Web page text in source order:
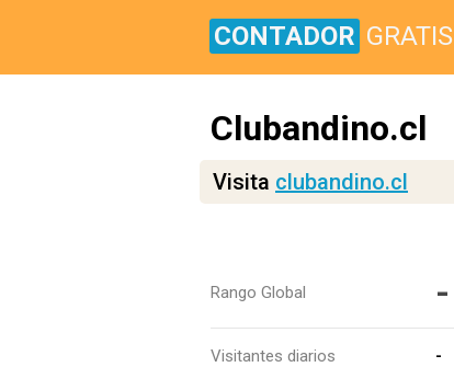
CONTADOR GRATIS
Clubandino.cl
Visita clubandino.cl
Rango Global -
Visitantes diarios
-